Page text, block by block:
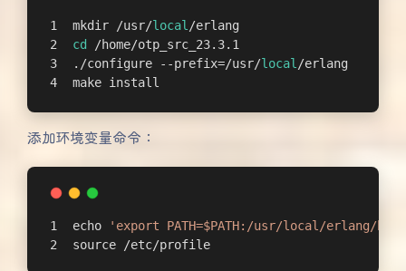
mkdir /usr/local/erlang
cd
/home/otp_src_23.3.1
./configure --prefix=/usr/local/erlang
make install
添加环境变量命令：
echo
'export PATH=$PATH:/usr/local/erlang/bin'
source /etc/profile